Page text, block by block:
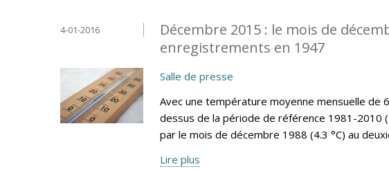
Décembre 2015 : le mois de
enregistrements en 1947
4-01-2016
Salle de presse
Avec une température moyenne mensuelle de
dessus de la période de référence 1981-2010
par le mois de décembre 1988 (4.3 °C) au
Lire plus